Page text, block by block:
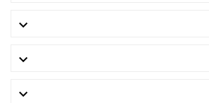


